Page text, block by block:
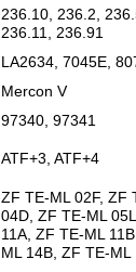
236.10, 236.2,
236.11, 236.91
LA2634, 7045E,
Mercon V
97340, 97341
ATF+3, ATF+4
ZF TE-ML 02F, ZF
04D, ZF TE-ML
11A, ZF TE-ML
ML 14B, ZF TE-ML